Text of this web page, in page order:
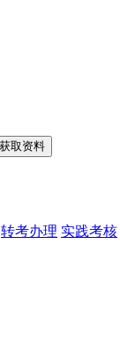
转考办理 实践考核